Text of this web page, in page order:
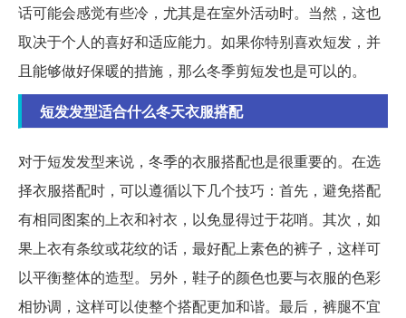
话可能会感觉有些冷，尤其是在室外活动时。当然，这也
取决于个人的喜好和适应能力。如果你特别喜欢短发，并
且能够做好保暖的措施，那么冬季剪短发也是可以的。
短发发型适合什么冬天衣服搭配
对于短发发型来说，冬季的衣服搭配也是很重要的。在选
择衣服搭配时，可以遵循以下几个技巧：首先，避免搭配
有相同图案的上衣和衬衣，以免显得过于花哨。其次，如
果上衣有条纹或花纹的话，最好配上素色的裤子，这样可
以平衡整体的造型。另外，鞋子的颜色也要与衣服的色彩
相协调，这样可以使整个搭配更加和谐。最后，裤腿不宜